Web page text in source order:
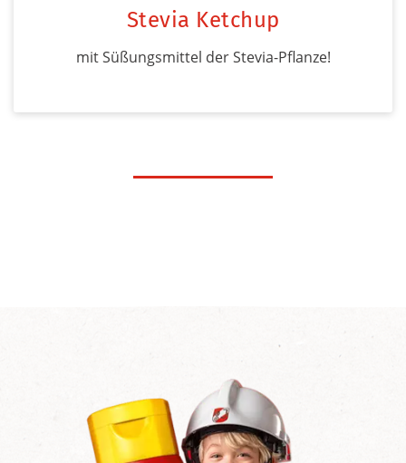
Stevia Ketchup
mit Süßungsmittel der Stevia-Pflanze!